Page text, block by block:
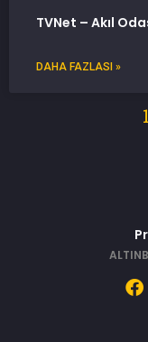
TVNet – Akıl
DAHA FAZLASI »
1